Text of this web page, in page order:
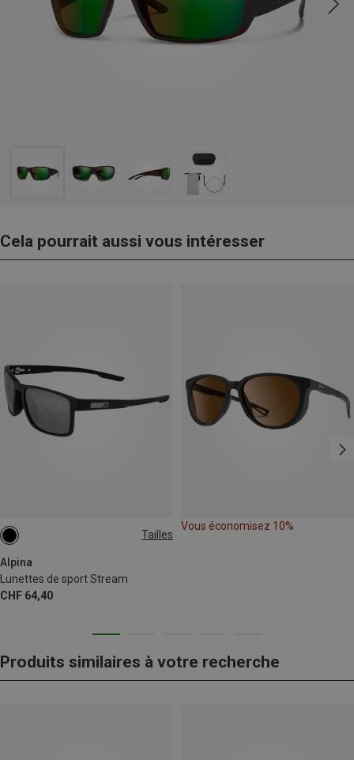
Cela pourrait aussi vous intéresser
Tailles
Alpina
Lunettes de sport Stream
CHF 64,40
ONE SIZE
Vous économisez 10%
Produits similaires à votre recherche